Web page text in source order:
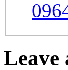
Leave